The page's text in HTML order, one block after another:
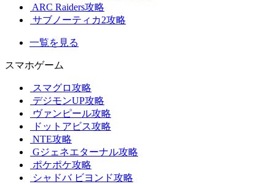
ARC Raiders攻略
サブノーティカ2攻略
一覧を見る
スマホゲーム
スマグロ攻略
デジモンUP攻略
ヴァンピール攻略
ドットアビス攻略
NTE攻略
Gジェネエターナル攻略
ポケポケ攻略
シャドバ ビヨンド攻略